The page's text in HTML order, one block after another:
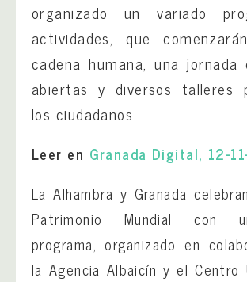
organizado un variado
actividades, que
cadena humana, una jornada
abiertas y diversos talleres
los ciudadanos
Leer en Granada Digital, 12-
La Alhambra y Granada
Patrimonio Mundial con
programa, organizado en
la Agencia Albaicín y el Centro